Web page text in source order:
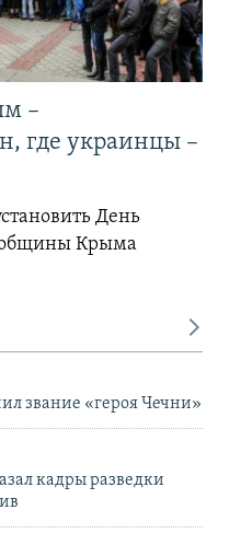
–
где украинцы –
День
общины Крыма
звание «героя Чечни»
кадры разведки